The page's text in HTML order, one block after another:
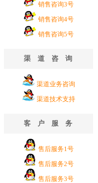
销售咨询3号
销售咨询4号
销售咨询5号
渠道咨询
渠道业务咨询
渠道技术支持
客户服务
售后服务1号
售后服务2号
售后服务3号